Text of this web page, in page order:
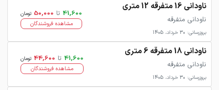
ناودانی 16 متفرقه 12 متری
ناودانی متفرقه
بروزرسانی: 30 خرداد، 1405
41,600 تا 50,000 تومان
مشاهده فروشندگان
ناودانی 18 متفرقه 6 متری
ناودانی متفرقه
بروزرسانی: 30 خرداد، 1405
41,600 تا 44,600 تومان
مشاهده فروشندگان